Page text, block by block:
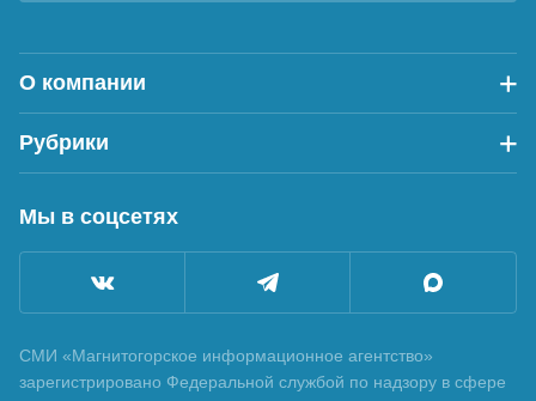
О компании
Рубрики
Мы в соцсетях
СМИ «Магнитогорское информационное агентство»
зарегистрировано Федеральной службой по надзору в сфере